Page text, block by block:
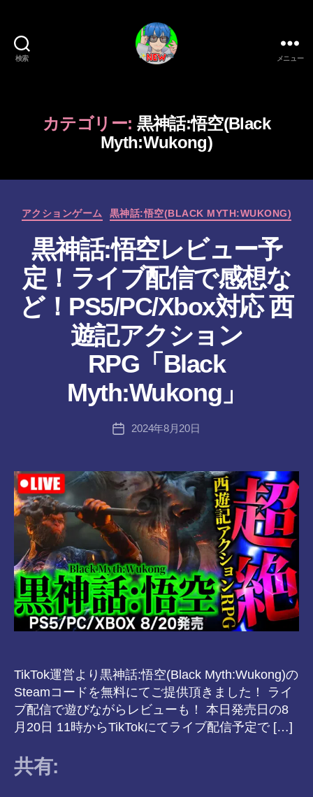
検索
ー
ム/
ガ
ェ
ト
系
VTuber
さ
む
げ
た
ん
メニュー
カテゴリー: 黒神話:悟空(Black
Myth:Wukong)
カ
ゴ
リ
ー
アクションゲーム 黒神話:悟空(BLACK MYTH:WUKONG)
黒神話:悟空レビュー予
定！ライブ配信で感想な
ど！PS5/PC/Xbox対応 西
遊記アクション
RPG「Black
Myth:Wukong」
投
稿
成
:
a
8-
vr
投
2024年8月20日
TikTok運営より黒神話:悟空(Black Myth:Wukong)の
Steamコードを無料にてご提供頂きました！ ライ
ブ配信で遊びながらレビューも！ 本日発売日の8
月20日 11時からTikTokにてライブ配信予定で […]
共有: